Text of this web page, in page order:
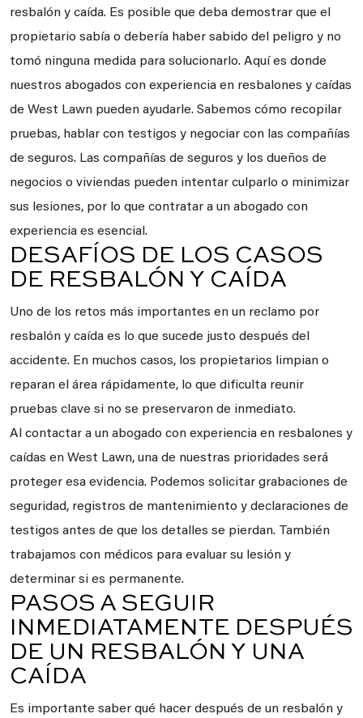
resbalón y caída. Es posible que deba demostrar que el
propietario sabía o debería haber sabido del peligro y no
tomó ninguna medida para solucionarlo. Aquí es donde
nuestros abogados con experiencia en resbalones y caídas
de West Lawn pueden ayudarle. Sabemos cómo recopilar
pruebas, hablar con testigos y negociar con las compañías
de seguros. Las compañías de seguros y los dueños de
negocios o viviendas pueden intentar culparlo o minimizar
sus lesiones, por lo que contratar a un abogado con
experiencia es esencial.
DESAFÍOS DE LOS CASOS
DE RESBALÓN Y CAÍDA
Uno de los retos más importantes en un reclamo por
resbalón y caída es lo que sucede justo después del
accidente. En muchos casos, los propietarios limpian o
reparan el área rápidamente, lo que dificulta reunir
pruebas clave si no se preservaron de inmediato.
Al contactar a un abogado con experiencia en resbalones y
caídas en West Lawn, una de nuestras prioridades será
proteger esa evidencia. Podemos solicitar grabaciones de
seguridad, registros de mantenimiento y declaraciones de
testigos antes de que los detalles se pierdan. También
trabajamos con médicos para evaluar su lesión y
determinar si es permanente.
PASOS A SEGUIR
INMEDIATAMENTE DESPUÉS
DE UN RESBALÓN Y UNA
CAÍDA
Es importante saber qué hacer después de un resbalón y